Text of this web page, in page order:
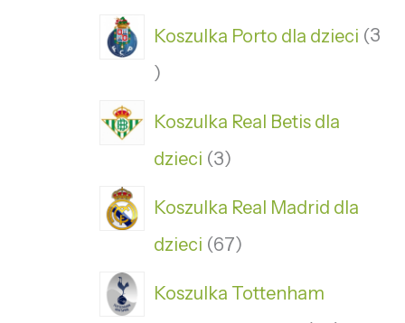
Koszulka Porto dla dzieci 3
Koszulka Real Betis dla
dzieci 3
Koszulka Real Madrid dla
dzieci 67
Koszulka Tottenham